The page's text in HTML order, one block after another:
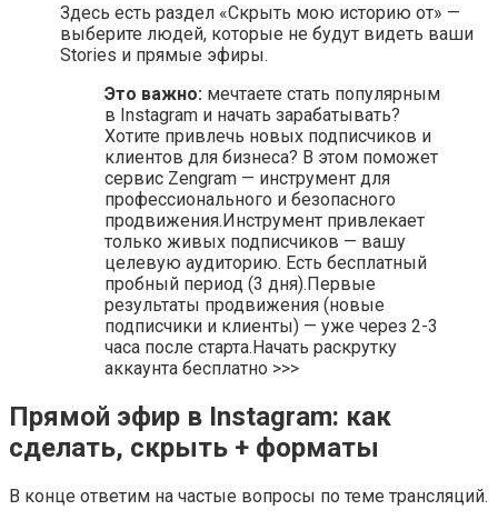
Здесь есть раздел «Скрыть мою историю от» —
выберите людей, которые не будут видеть ваши
Stories и прямые эфиры.
Это важно: мечтаете стать популярным
в Instagram и начать зарабатывать?
Хотите привлечь новых подписчиков и
клиентов для бизнеса? В этом поможет
сервис Zengram — инструмент для
профессионального и безопасного
продвижения.Инструмент привлекает
только живых подписчиков — вашу
целевую аудиторию. Есть бесплатный
пробный период (3 дня).Первые
результаты продвижения (новые
подписчики и клиенты) — уже через 2-3
часа после старта.Начать раскрутку
аккаунта бесплатно >>>
Прямой эфир в Instagram: как
сделать, скрыть + форматы
В конце ответим на частые вопросы по теме трансляций.